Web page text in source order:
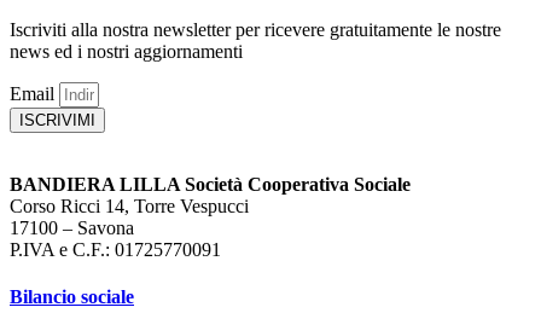
Iscriviti alla nostra newsletter per ricevere gratuitamente le nostre
news ed i nostri aggiornamenti
Email
ISCRIVIMI
BANDIERA LILLA Società Cooperativa Sociale
Corso Ricci 14, Torre Vespucci
17100 – Savona
P.IVA e C.F.: 01725770091
Bilancio sociale